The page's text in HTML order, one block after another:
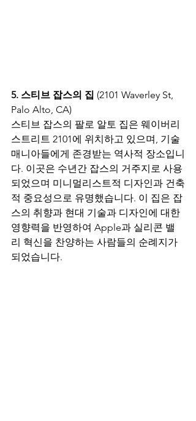
5. 스티브 잡스의 집 (2101 Waverley St,
Palo Alto, CA)
스티브 잡스의 팔로 알토 집은 웨이버리
스트리트 2101에 위치하고 있으며, 기술
매니아들에게 존경받는 역사적 장소입니
다. 이곳은 수년간 잡스의 거주지로 사용
되었으며 미니멀리스트적 디자인과 건축
적 중요성으로 유명했습니다. 이 집은 잡
스의 취향과 현대 기술과 디자인에 대한
영향력을 반영하여 Apple과 실리콘 밸
리 혁신을 찬양하는 사람들의 순례지가
되었습니다.